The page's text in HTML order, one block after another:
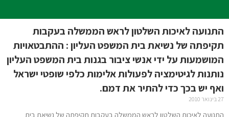
התנועה לאיכות השלטון לראש הממשלה בעקבות
תקיפתה של נשיאת בית המשפט העליון : ההתבטאויות
המושמעות על ידי אנשי ציבור בגנות בית המשפט העליון
נותנות לגיטימציה לפעולות אלימות כלפי שופטי ישראל
ואף יש בכך כדי להתיר את דמם.
27 בינואר 2010
התנועה לאיכות השלטון לראש הממשלה בעקבות תקיפתה של נשיאת בית